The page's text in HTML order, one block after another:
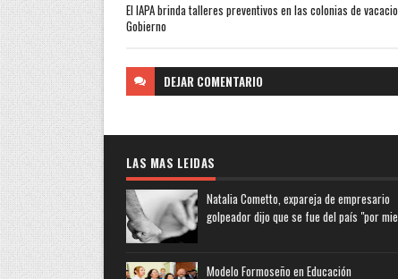
El IAPA brinda talleres preventivos en las colonias de
Gobierno
DEJAR COMENTARIO
LAS MAS LEIDAS
Natalia Cometto, expareja de empresario
golpeador dijo que se fue del país "por
Modelo Formoseño en Educación